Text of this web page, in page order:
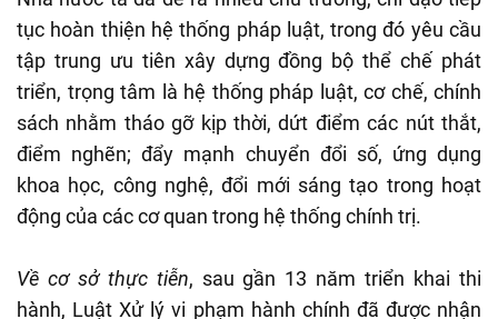
tục hoàn thiện hệ thống pháp luật, trong đó yêu cầu
tập trung ưu tiên xây dựng đồng bộ thể chế phát
triển, trọng tâm là hệ thống pháp luật, cơ chế, chính
sách nhằm tháo gỡ kịp thời, dứt điểm các nút thắt,
điểm nghẽn; đẩy mạnh chuyển đổi số, ứng dụng
khoa học, công nghệ, đổi mới sáng tạo trong hoạt
động của các cơ quan trong hệ thống chính trị.
Về cơ sở thực tiễn, sau gần 13 năm triển khai thi
hành, Luật Xử lý vi phạm hành chính đã được nhận